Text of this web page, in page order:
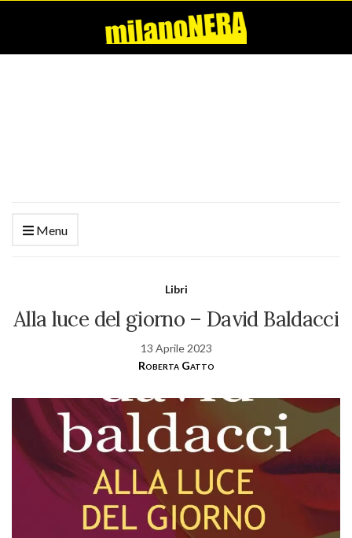
Menu
Libri
Alla luce del giorno – David Baldacci
13 Aprile 2023
Roberta Gatto